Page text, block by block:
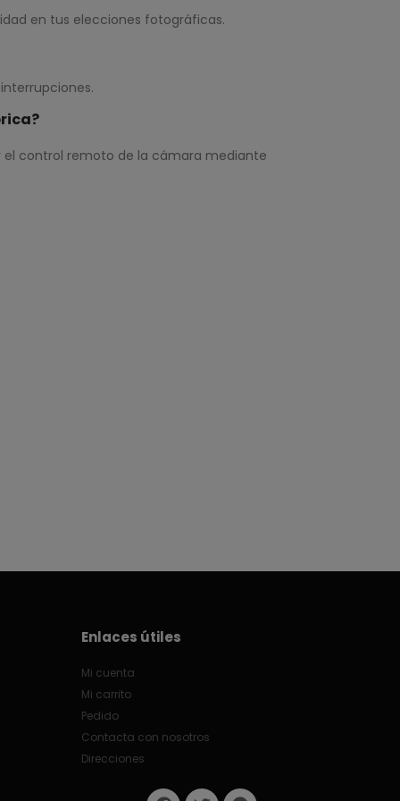
en tus elecciones fotográficas.
el control remoto de la cámara mediante
Enlaces útiles
Mi cuenta
Mi carrito
Pedido
Contacta con nosotros
Direcciones